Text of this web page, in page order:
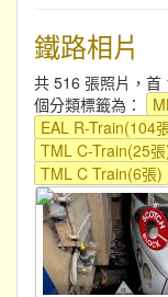
鐵路相片
共 516 張照片，首
個分類標籤為：
EAL R-Train(104
TML C-Train(25
TML C Train(6張)